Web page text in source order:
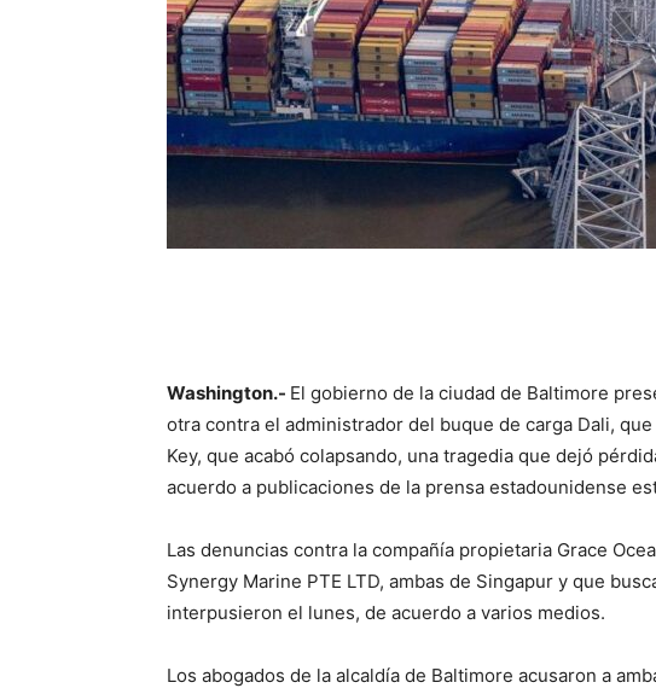
Washington.- El gobierno de la ciudad de Baltimore
otra contra el administrador del buque de carga Dali,
Key, que acabó colapsando, una tragedia que dejó
acuerdo a publicaciones de la prensa estadounidense
Las denuncias contra la compañía propietaria Grace
Synergy Marine PTE LTD, ambas de Singapur y que
interpusieron el lunes, de acuerdo a varios medios.
Los abogados de la alcaldía de Baltimore acusaron a